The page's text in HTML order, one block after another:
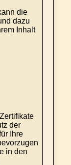
die
dazu
Inhalt
der
Ihre
in den